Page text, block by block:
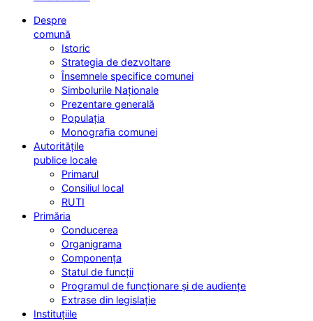
Despre
comună
Istoric
Strategia de dezvoltare
Însemnele specifice comunei
Simbolurile Naționale
Prezentare generală
Populația
Monografia comunei
Autoritățile
publice locale
Primarul
Consiliul local
RUTI
Primăria
Conducerea
Organigrama
Componența
Statul de funcții
Programul de funcționare și de audiențe
Extrase din legislație
Instituțiile